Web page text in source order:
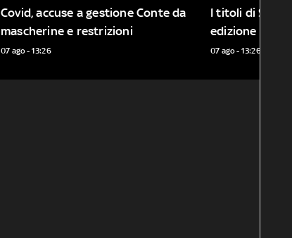
Covid, accuse a gestione Conte da
mascherine e restrizioni
07 ago - 13:26
I titoli di Sky
edizione delle
07 ago - 13:26